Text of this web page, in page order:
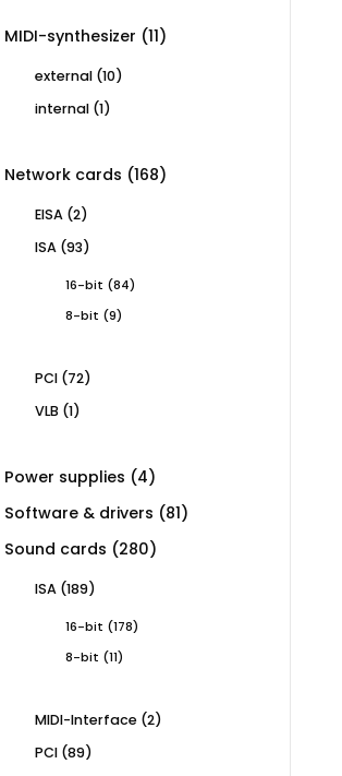
MIDI-synthesizer 1111
external 1010
internal 11
Network cards 168168
EISA 22
ISA 9393
16-bit 8484
8-bit 99
PCI 7272
VLB 11
Power supplies 44
products
Software & drivers 8181
Sound cards 280280
ISA 189189
16-bit 178178
8-bit 1111
MIDI-Interface 22
PCI 8989